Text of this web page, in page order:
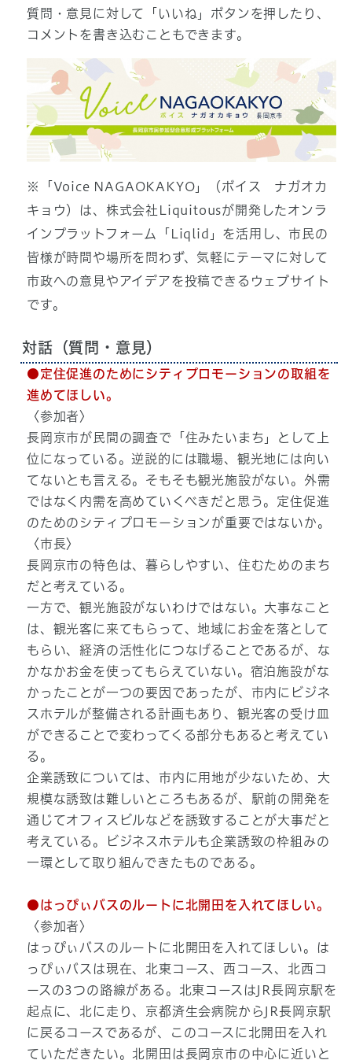
質問・意見に対して「いいね」ボタンを押したり、
コメントを書き込むこともできます。
※「Voice NAGAOKAKYO」（ボイス ナガオカ
キョウ）は、株式会社Liquitousが開発したオンラ
インプラットフォーム「Liqlid」を活用し、市民の
皆様が時間や場所を問わず、気軽にテーマに対して
市政への意見やアイデアを投稿できるウェブサイト
です。
対話（質問・意見）
●定住促進のためにシティプロモーションの取組を
進めてほしい。
〈参加者〉
長岡京市が民間の調査で「住みたいまち」として上
位になっている。逆説的には職場、観光地には向い
てないとも言える。そもそも観光施設がない。外需
ではなく内需を高めていくべきだと思う。定住促進
のためのシティプロモーションが重要ではないか。
〈市長〉
長岡京市の特色は、暮らしやすい、住むためのまち
だと考えている。
一方で、観光施設がないわけではない。大事なこと
は、観光客に来てもらって、地域にお金を落として
もらい、経済の活性化につなげることであるが、な
かなかお金を使ってもらえていない。宿泊施設がな
かったことが一つの要因であったが、市内にビジネ
スホテルが整備される計画もあり、観光客の受け皿
ができることで変わってくる部分もあると考えてい
る。
企業誘致については、市内に用地が少ないため、大
規模な誘致は難しいところもあるが、駅前の開発を
通じてオフィスビルなどを誘致することが大事だと
考えている。ビジネスホテルも企業誘致の枠組みの
一環として取り組んできたものである。
●はっぴぃバスのルートに北開田を入れてほしい。
〈参加者〉
はっぴぃバスのルートに北開田を入れてほしい。は
っぴぃバスは現在、北東コース、西コース、北西コ
ースの3つの路線がある。北東コースはJR長岡京駅を
起点に、北に走り、京都済生会病院からJR長岡京駅
に戻るコースであるが、このコースに北開田を入れ
ていただきたい。北開田は長岡京市の中心に近いと